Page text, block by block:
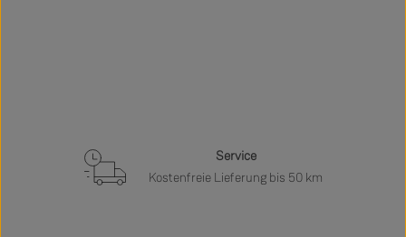
Service
Kostenfreie Lieferung bis 50 km